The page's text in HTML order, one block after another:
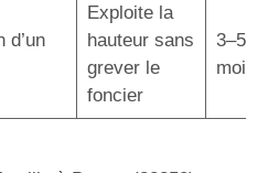
d’un
Exploite la
hauteur sans
grever le
foncier
3–5
mois